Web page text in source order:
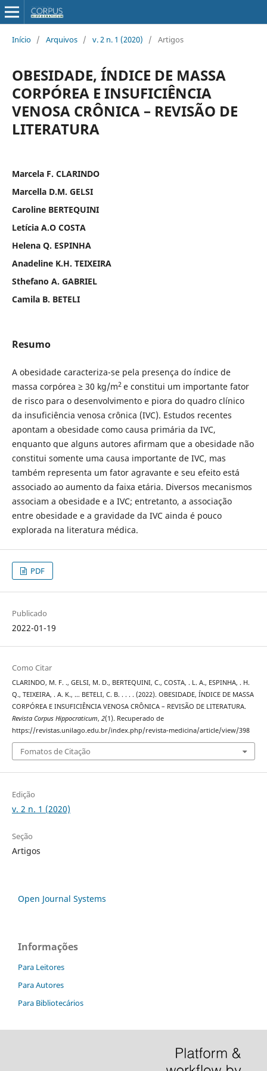
Início / Arquivos / v. 2 n. 1 (2020) / Artigos
OBESIDADE, ÍNDICE DE MASSA
CORPÓREA E INSUFICIÊNCIA
VENOSA CRÔNICA – REVISÃO DE
LITERATURA
Marcela F. CLARINDO
Marcella D.M. GELSI
Caroline BERTEQUINI
Letícia A.O COSTA
Helena Q. ESPINHA
Anadeline K.H. TEIXEIRA
Sthefano A. GABRIEL
Camila B. BETELI
Resumo
A obesidade caracteriza-se pela presença do índice de
massa corpórea ≥ 30 kg/m2 e constitui um importante fator
de risco para o desenvolvimento e piora do quadro clínico
da insuficiência venosa crônica (IVC). Estudos recentes
apontam a obesidade como causa primária da IVC,
enquanto que alguns autores afirmam que a obesidade não
constitui somente uma causa importante de IVC, mas
também representa um fator agravante e seu efeito está
associado ao aumento da faixa etária. Diversos mecanismos
associam a obesidade e a IVC; entretanto, a associação
entre obesidade e a gravidade da IVC ainda é pouco
explorada na literatura médica.
PDF
Publicado
2022-01-19
Como Citar
CLARINDO, M. F. ., GELSI, M. D., BERTEQUINI, C., COSTA, . L. A., ESPINHA, . H.
Q., TEIXEIRA, . A. K., … BETELI, C. B. . . . . (2022). OBESIDADE, ÍNDICE DE MASSA
CORPÓREA E INSUFICIÊNCIA VENOSA CRÔNICA – REVISÃO DE LITERATURA.
Revista Corpus Hippocraticum, 2(1). Recuperado de
https://revistas.unilago.edu.br/index.php/revista-medicina/article/view/398
Fomatos de Citação
Edição
v. 2 n. 1 (2020)
Seção
Artigos
Open Journal Systems
Informações
Para Leitores
Para Autores
Para Bibliotecários